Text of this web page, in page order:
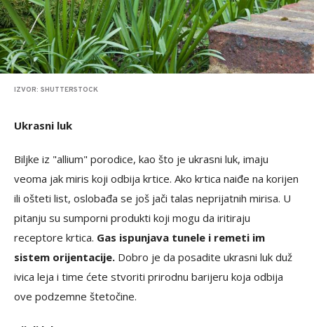
IZVOR: SHUTTERSTOCK
Ukrasni luk
Biljke iz "allium" porodice, kao što je ukrasni luk, imaju
veoma jak miris koji odbija krtice. Ako krtica naiđe na korijen
ili ošteti list, oslobađa se još jači talas neprijatnih mirisa. U
pitanju su sumporni produkti koji mogu da iritiraju
receptore krtica. Gas ispunjava tunele i remeti im
sistem orijentacije. Dobro je da posadite ukrasni luk duž
ivica leja i time ćete stvoriti prirodnu barijeru koja odbija
ove podzemne štetočine.